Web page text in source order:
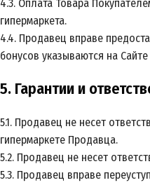
4.3. Оплата Товара
гипермаркета.
4.4. Продавец вправе
бонусов указываются на
5. Гарантии и
5.1. Продавец не несет
гипермаркете Продавца.
5.2. Продавец не несет
5.3. Продавец вправе